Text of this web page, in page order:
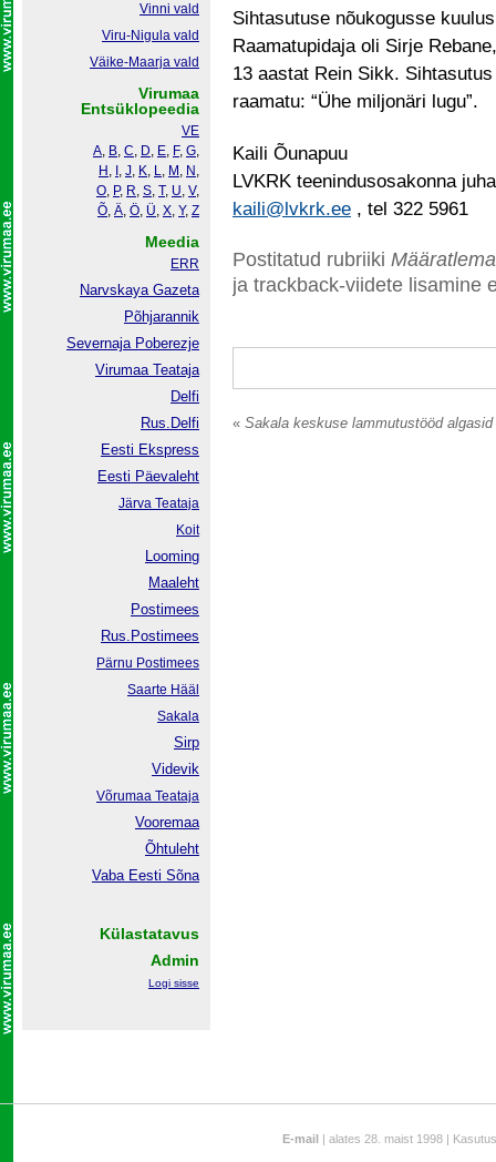
Sihtasutuse nõukogusse
Raamatupidaja oli Sirje
13 aastat Rein Sikk.
raamatu: “Ühe miljonäri lugu”.
Kaili Õunapuu
LVKRK teenindusosakonna
kaili@lvkrk.ee , tel 322 5961
Postitatud rubriiki
ja trackback-viidete lisamine
« Sakala keskuse lammutustööd algasid
Vinni vald
Viru-Nigula vald
Väike-Maarja vald
Virumaa
Entsüklopeedia
VE
A, B, C, D, E, F, G,
H , , J, K, L, M , N ,
O, P, R, S, T, U, V,
Õ, Ä, Ö, Ü, X, Y, Z
Meedia
ERR
Narvskaya Gazeta
Põhjarannik
Severnaja Poberezje
Virumaa Teataja
Delfi
Rus.Delfi
Eesti Ekspress
Eesti Päevaleht
Järva Teataja
Koit
Looming
Maaleht
Postimees
Rus.Postimees
Pärnu Postimees
Saarte Hääl
Sakala
Sirp
Videvik
Võrumaa Teataja
Vooremaa
Õhtuleht
Vaba Eesti Sõna
Külastatavus
Admin
Logi sisse
E-mail | alates 28. maist 1998 |